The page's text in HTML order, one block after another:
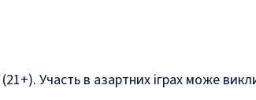
Участь в азартних іграх може